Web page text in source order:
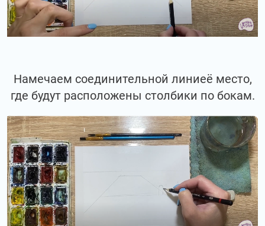
Намечаем соединительной линиеё место,
где будут расположены столбики по бокам.